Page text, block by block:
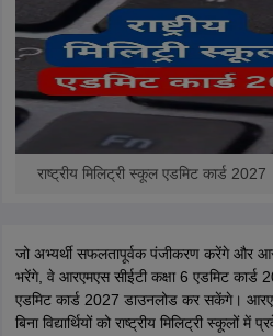
राष्ट्रीय मिलिट्री स्कूल एडमिट कार्ड 2027
जो अभ्यर्थी सफलतापूर्वक पंजीकरण करेंगे और
भरेंगे, वे आरएमएस सीईटी कक्षा 6 एडमिट कार्ड
एडमिट कार्ड 2027 डाउनलोड कर सकेंगे।
बिना विद्यार्थियों को राष्ट्रीय मिलिट्री